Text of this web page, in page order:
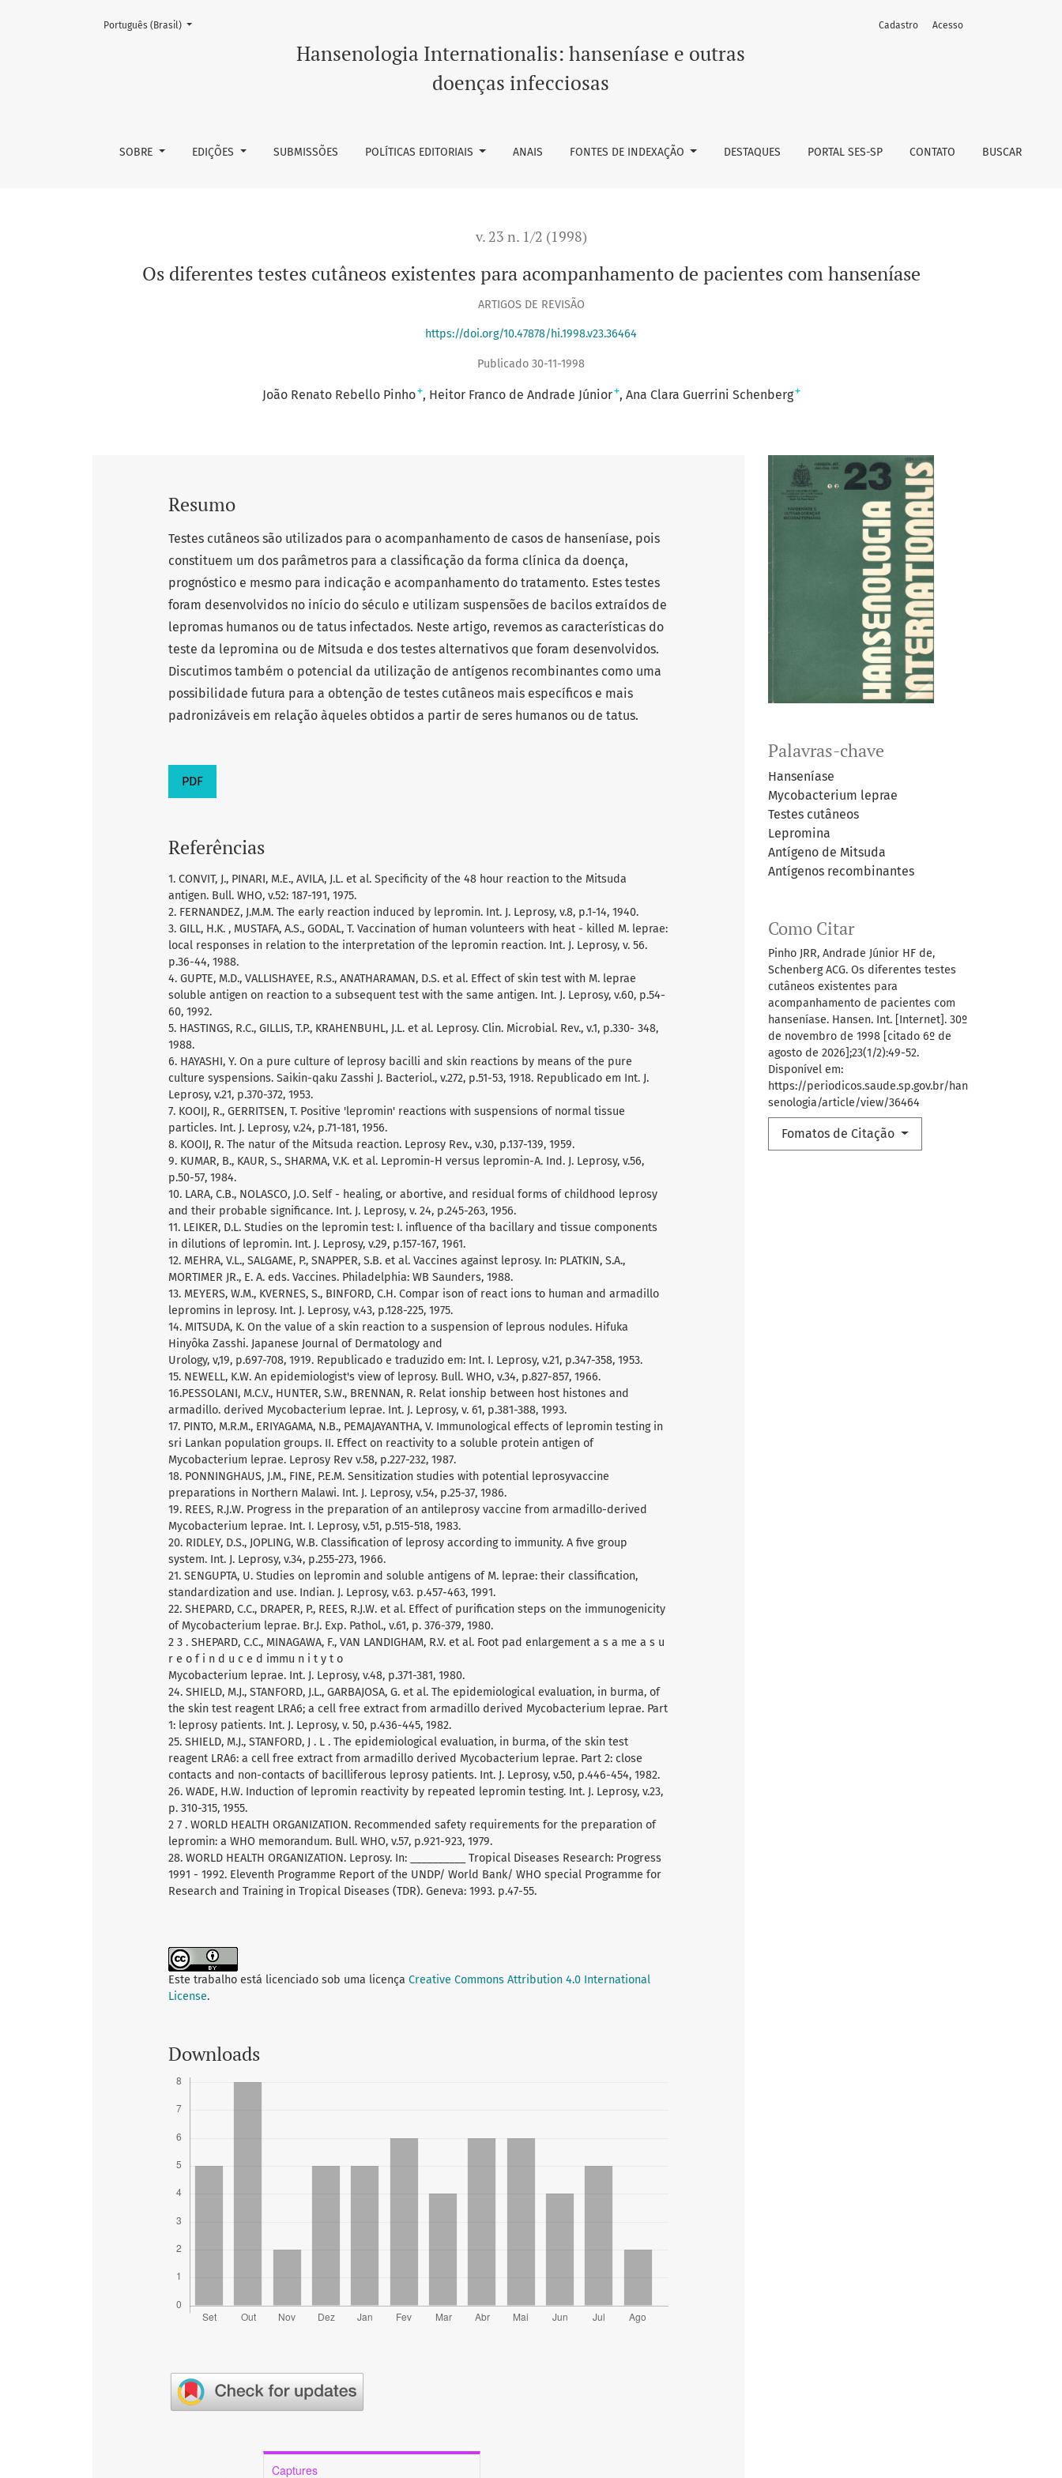
Os diferentes testes cutâneos existentes para acompanhamento de pacientes com hanseníase
Hansenologia Internationalis: hanseníase e outras
doenças infecciosas
SOBRE EDIÇÕES SUBMISSÕES POLÍTICAS EDITORIAIS ANAIS FONTES DE INDEXAÇÃO DESTAQUES PORTAL SES-SP CONTATO BUSCAR
Cadastro Acesso
Mudar o idioma. O atual é:
Português (Brasil)
v. 23 n. 1/2 (1998)
Os diferentes testes cutâneos existentes para acompanhamento de pacientes com hanseníase
ARTIGOS DE REVISÃO
https://doi.org/10.47878/hi.1998.v23.36464
Publicado 30-11-1998
João Renato Rebello Pinho+ Heitor Franco de Andrade Júnior+ Ana Clara Guerrini Schenberg+
Palavras-chave
Hanseníase
Mycobacterium leprae
Testes cutâneos
Lepromina
Antígeno de Mitsuda
Antígenos recombinantes
Como Citar
Pinho JRR, Andrade Júnior HF de,
Schenberg ACG. Os diferentes testes
cutâneos existentes para
acompanhamento de pacientes com
hanseníase. Hansen. Int. [Internet]. 30º
de novembro de 1998 [citado 6º de
agosto de 2026];23(1/2):49-52.
Disponível em:
https://periodicos.saude.sp.gov.br/han
senologia/article/view/36464
Fomatos de Citação
Resumo
Testes cutâneos são utilizados para o acompanhamento de casos de hanseníase, pois
constituem um dos parâmetros para a classificação da forma clínica da doença,
prognóstico e mesmo para indicação e acompanhamento do tratamento. Estes testes
foram desenvolvidos no início do século e utilizam suspensões de bacilos extraídos de
lepromas humanos ou de tatus infectados. Neste artigo, revemos as características do
teste da lepromina ou de Mitsuda e dos testes alternativos que foram desenvolvidos.
Discutimos também o potencial da utilização de antígenos recombinantes como uma
possibilidade futura para a obtenção de testes cutâneos mais específicos e mais
padronizáveis em relação àqueles obtidos a partir de seres humanos ou de tatus.
PDF
Referências
1. CONVIT, J., PINARI, M.E., AVILA, J.L. et al. Specificity of the 48 hour reaction to the Mitsuda
antigen. Bull. WHO, v.52: 187-191, 1975.
2. FERNANDEZ, J.M.M. The early reaction induced by lepromin. Int. J. Leprosy, v.8, p.1-14, 1940.
3. GILL, H.K. , MUSTAFA, A.S., GODAL, T. Vaccination of human volunteers with heat - killed M. leprae:
local responses in relation to the interpretation of the lepromin reaction. Int. J. Leprosy, v. 56.
p.36-44, 1988.
4. GUPTE, M.D., VALLISHAYEE, R.S., ANATHARAMAN, D.S. et al. Effect of skin test with M. leprae
soluble antigen on reaction to a subsequent test with the same antigen. Int. J. Leprosy, v.60, p.54-
60, 1992.
5. HASTINGS, R.C., GILLIS, T.P., KRAHENBUHL, J.L. et al. Leprosy. Clin. Microbial. Rev., v.1, p.330- 348,
1988.
6. HAYASHI, Y. On a pure culture of leprosy bacilli and skin reactions by means of the pure
culture syspensions. Saikin-qaku Zasshi J. Bacteriol., v.272, p.51-53, 1918. Republicado em Int. J.
Leprosy, v.21, p.370-372, 1953.
7. KOOIJ, R., GERRITSEN, T. Positive 'lepromin' reactions with suspensions of normal tissue
particles. Int. J. Leprosy, v.24, p.71-181, 1956.
8. KOOIJ, R. The natur of the Mitsuda reaction. Leprosy Rev., v.30, p.137-139, 1959.
9. KUMAR, B., KAUR, S., SHARMA, V.K. et al. Lepromin-H versus lepromin-A. Ind. J. Leprosy, v.56,
p.50-57, 1984.
10. LARA, C.B., NOLASCO, J.O. Self - healing, or abortive, and residual forms of childhood leprosy
and their probable significance. Int. J. Leprosy, v. 24, p.245-263, 1956.
11. LEIKER, D.L. Studies on the lepromin test: I. influence of tha bacillary and tissue components
in dilutions of lepromin. Int. J. Leprosy, v.29, p.157-167, 1961.
12. MEHRA, V.L., SALGAME, P., SNAPPER, S.B. et al. Vaccines against leprosy. In: PLATKIN, S.A.,
MORTIMER JR., E. A. eds. Vaccines. Philadelphia: WB Saunders, 1988.
13. MEYERS, W.M., KVERNES, S., BINFORD, C.H. Compar ison of react ions to human and armadillo
lepromins in leprosy. Int. J. Leprosy, v.43, p.128-225, 1975.
14. MITSUDA, K. On the value of a skin reaction to a suspension of leprous nodules. Hifuka
Hinyôka Zasshi. Japanese Journal of Dermatology and
Urology, v,19, p.697-708, 1919. Republicado e traduzido em: Int. I. Leprosy, v.21, p.347-358, 1953.
15. NEWELL, K.W. An epidemiologist's view of leprosy. Bull. WHO, v.34, p.827-857, 1966.
16.PESSOLANI, M.C.V., HUNTER, S.W., BRENNAN, R. Relat ionship between host histones and
armadillo. derived Mycobacterium leprae. Int. J. Leprosy, v. 61, p.381-388, 1993.
17. PINTO, M.R.M., ERIYAGAMA, N.B., PEMAJAYANTHA, V. Immunological effects of lepromin testing in
sri Lankan population groups. II. Effect on reactivity to a soluble protein antigen of
Mycobacterium leprae. Leprosy Rev v.58, p.227-232, 1987.
18. PONNINGHAUS, J.M., FINE, P.E.M. Sensitization studies with potential leprosyvaccine
preparations in Northern Malawi. Int. J. Leprosy, v.54, p.25-37, 1986.
19. REES, R.J.W. Progress in the preparation of an antileprosy vaccine from armadillo-derived
Mycobacterium leprae. Int. I. Leprosy, v.51, p.515-518, 1983.
20. RIDLEY, D.S., JOPLING, W.B. Classification of leprosy according to immunity. A five group
system. Int. J. Leprosy, v.34, p.255-273, 1966.
21. SENGUPTA, U. Studies on lepromin and soluble antigens of M. leprae: their classification,
standardization and use. Indian. J. Leprosy, v.63. p.457-463, 1991.
22. SHEPARD, C.C., DRAPER, P., REES, R.J.W. et al. Effect of purification steps on the immunogenicity
of Mycobacterium leprae. Br.J. Exp. Pathol., v.61, p. 376-379, 1980.
2 3 . SHEPARD, C.C., MINAGAWA, F., VAN LANDIGHAM, R.V. et al. Foot pad enlargement a s a me a s u
r e o f i n d u c e d immu n i t y t o
Mycobacterium leprae. Int. J. Leprosy, v.48, p.371-381, 1980.
24. SHIELD, M.J., STANFORD, J.L., GARBAJOSA, G. et al. The epidemiological evaluation, in burma, of
the skin test reagent LRA6; a cell free extract from armadillo derived Mycobacterium leprae. Part
1: leprosy patients. Int. J. Leprosy, v. 50, p.436-445, 1982.
25. SHIELD, M.J., STANFORD, J . L . The epidemiological evaluation, in burma, of the skin test
reagent LRA6: a cell free extract from armadillo derived Mycobacterium leprae. Part 2: close
contacts and non-contacts of bacilliferous leprosy patients. Int. J. Leprosy, v.50, p.446-454, 1982.
26. WADE, H.W. Induction of lepromin reactivity by repeated lepromin testing. Int. J. Leprosy, v.23,
p. 310-315, 1955.
2 7 . WORLD HEALTH ORGANIZATION. Recommended safety requirements for the preparation of
lepromin: a WHO memorandum. Bull. WHO, v.57, p.921-923, 1979.
28. WORLD HEALTH ORGANIZATION. Leprosy. In: __________ Tropical Diseases Research: Progress
1991 - 1992. Eleventh Programme Report of the UNDP/ World Bank/ WHO special Programme for
Research and Training in Tropical Diseases (TDR). Geneva: 1993. p.47-55.
Este trabalho está licenciado sob uma licença Creative Commons Attribution 4.0 International
License.
Downloads
Captures